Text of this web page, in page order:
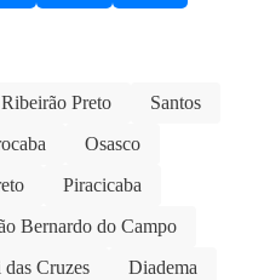
Ribeirão Preto
Santos
Osasco
Piracicaba
Bernardo do Campo
Cruzes
Diadema